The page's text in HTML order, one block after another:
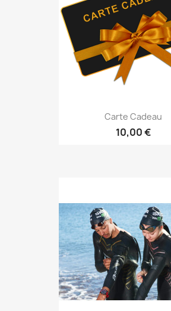
Carte Cadeau
10,00 €